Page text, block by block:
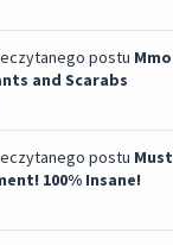
and Scarabs
100% Insane!